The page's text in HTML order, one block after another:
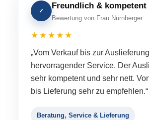
✓
Freundlich & kompetent
Bewertung von Frau Nürnberger
★★★★★
„Vom Verkauf bis zur Auslieferung
hervorragender Service. Der
sehr kompetent und sehr nett.
bis Lieferung sehr zu empfehlen.“
Beratung, Service & Lieferung